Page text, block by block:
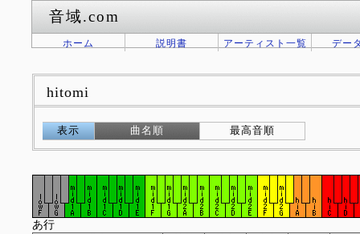
音域.com
ホーム 説明書 アーティスト一覧 デー
hitomi
表示 曲名順 最高音順
あ行